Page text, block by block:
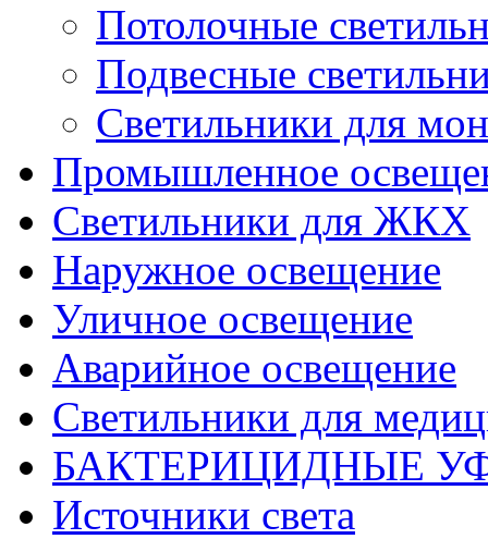
Потолочные
Подвесные
Светильники для
Промышленное
Светильники для ЖКХ
Наружное освещение
Уличное освещение
Аварийное освещение
Светильники для
БАКТЕРИЦИДНЫЕ
Источники света